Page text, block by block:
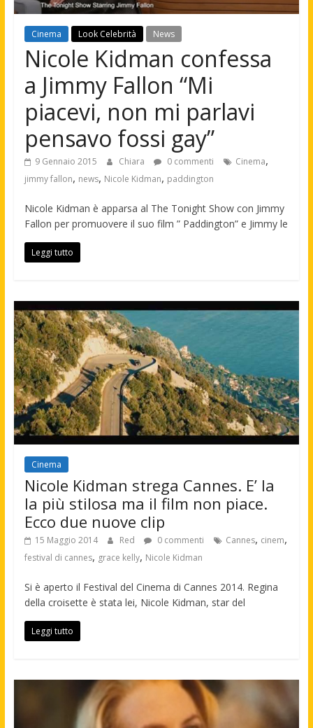
Cinema Look Celebrità News
Nicole Kidman confessa
a Jimmy Fallon “Mi
piacevi, non mi parlavi
pensavo fossi gay”
9 Gennaio 2015 Chiara 0 commenti Cinema,
jimmy fallon, news, Nicole Kidman, paddington
Nicole Kidman è apparsa al The Tonight Show con Jimmy
Fallon per promuovere il suo film ” Paddington” e Jimmy le
Leggi tutto
Cinema
Nicole Kidman strega Cannes. E’ la
la più stilosa ma il film non piace.
Ecco due nuove clip
15 Maggio 2014 Red 0 commenti Cannes, cinem,
festival di cannes, grace kelly, Nicole Kidman
Si è aperto il Festival del Cinema di Cannes 2014. Regina
della croisette è stata lei, Nicole Kidman, star del
Leggi tutto